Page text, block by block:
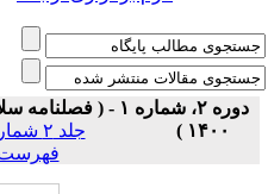
دوره ۲، شماره ۱ - (
۱۴۰۰ )
جلد ۲ شماره ۱ صفحات ۲۷-۱۵
فهرست